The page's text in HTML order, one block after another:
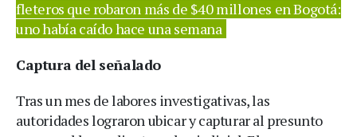
fleteros que robaron más de $40 millones en Bogotá:
uno había caído hace una semana
Captura del señalado
Tras un mes de labores investigativas, las
autoridades lograron ubicar y capturar al presunto